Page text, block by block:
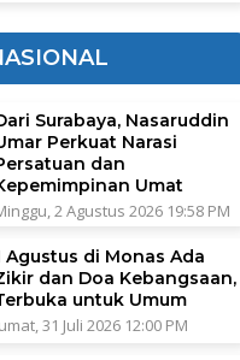
Surabaya, Nasaruddin
Perkuat Narasi
dan
Umat
2 Agustus 2026 19:58 PM
Agustus di Monas Ada
dan Doa Kebangsaan,
untuk Umum
31 Juli 2026 12:00 PM